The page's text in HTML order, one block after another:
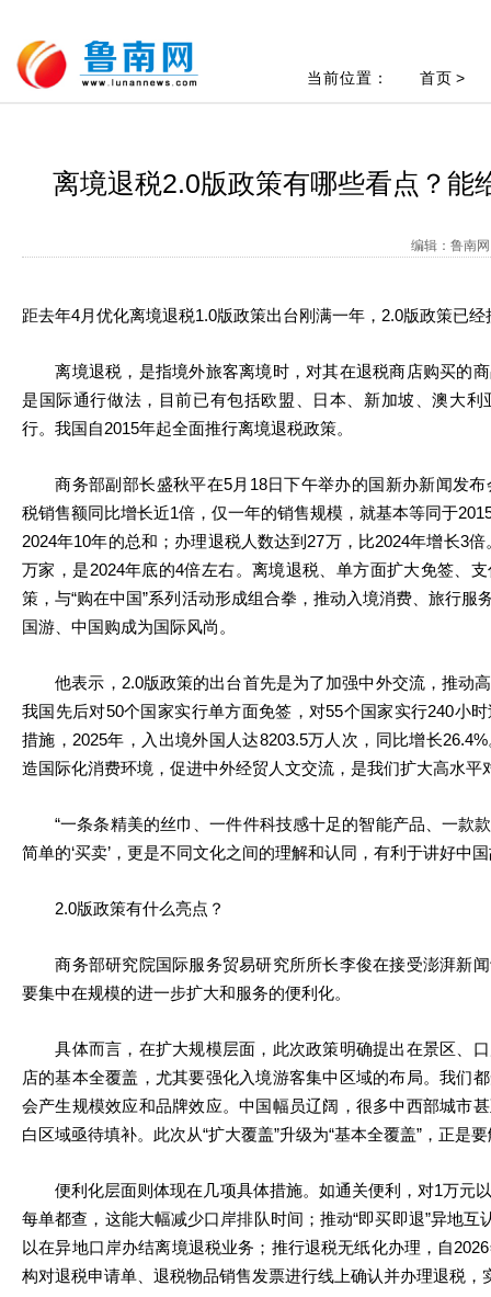
当前位置： 首页 >
离境退税2.0版政策有哪些看点？能
编辑：鲁南
距去年4月优化离境退税1.0版政策出台刚满一年，2.0版政策已经
离境退税，是指境外旅客离境时，对其在退税商店购买的商
是国际通行做法，目前已有包括欧盟、日本、新加坡、澳大
行。我国自2015年起全面推行离境退税政策。
商务部副部长盛秋平在5月18日下午举办的国新办新闻发布
税销售额同比增长近1倍，仅一年的销售规模，就基本等同于
2024年10年的总和；办理退税人数达到27万，比2024年增长3
万家，是2024年底的4倍左右。离境退税、单方面扩大免签、
策，与“购在中国”系列活动形成组合拳，推动入境消费、旅行服
国游、中国购成为国际风尚。
他表示，2.0版政策的出台首先是为了加强中外交流，推动
我国先后对50个国家实行单方面免签，对55个国家实行240小
措施，2025年，入出境外国人达8203.5万人次，同比增长
造国际化消费环境，促进中外经贸人文交流，是我们扩大高水平
“一条条精美的丝巾、一件件科技感十足的智能产品、一款
简单的‘买卖’，更是不同文化之间的理解和认同，有利于讲好中
2.0版政策有什么亮点？
商务部研究院国际服务贸易研究所所长李俊在接受澎湃新闻
要集中在规模的进一步扩大和服务的便利化。
具体而言，在扩大规模层面，此次政策明确提出在景区、口
店的基本全覆盖，尤其要强化入境游客集中区域的布局。我们
会产生规模效应和品牌效应。中国幅员辽阔，很多中西部城市
白区域亟待填补。此次从“扩大覆盖”升级为“基本全覆盖”，正是
便利化层面则体现在几项具体措施。如通关便利，对1万元
每单都查，这能大幅减少口岸排队时间；推动“即买即退”异地互
以在异地口岸办结离境退税业务；推行退税无纸化办理，自
构对退税申请单、退税物品销售发票进行线上确认并办理退税，